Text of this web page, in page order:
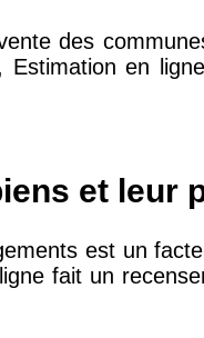
11 085 €
des
Estimation en
et leur
est un
fait un